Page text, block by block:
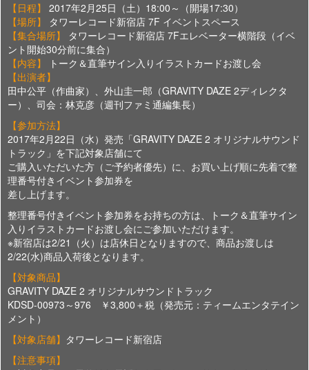
【日程】 2017年2月25日（土）18:00～（開場17:30）
【場所】
タワーレコード新宿店 7F イベントスペース
【集合場所】
タワーレコード新宿店 7Fエレベーター横階段（イベ
ント開始30分前に集合）
【内容】
トーク＆直筆サイン入りイラストカードお渡し会
【出演者】
田中公平（作曲家）、外山圭一郎（GRAVITY DAZE 2ディレクタ
ー）、司会：林克彦（週刊ファミ通編集長）
【参加方法】
2017年2月22日（水）発売「GRAVITY DAZE 2 オリジナルサウンド
トラック」を下記対象店舗にて
ご購入いただいた方（ご予約者優先）に、お買い上げ順に先着で整
理番号付きイベント参加券を
差し上げます。
整理番号付きイベント参加券をお持ちの方は、トーク＆直筆サイン
入りイラストカードお渡し会にご参加いただけます。
※新宿店は2/21（火）は店休日となりますので、商品お渡しは
2/22(水)商品入荷後となります。
【対象商品】
GRAVITY DAZE 2 オリジナルサウンドトラック
KDSD-00973～976 ￥3,800＋税（発売元：ティームエンタテイン
メント）
【対象店舗】 タワーレコード新宿店
【注意事項】